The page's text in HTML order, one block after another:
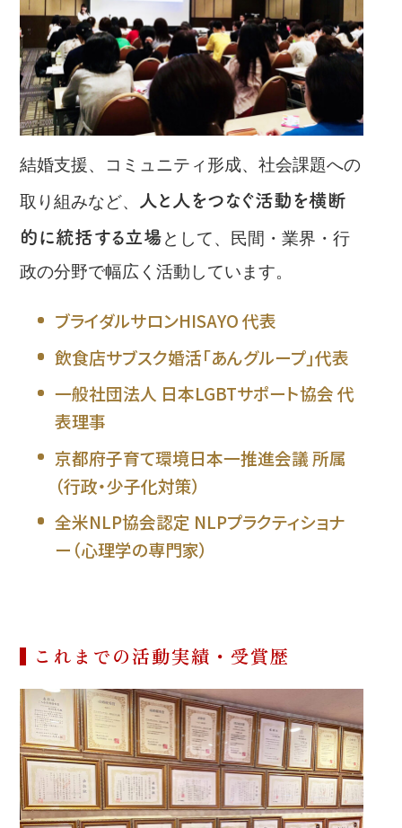
結婚支援、コミュニティ形成、社会課題への
取り組みなど、 人と人をつなぐ活動を横断
的に統括する立場 として、民間・業界・行
政の分野で幅広く活動しています。
ブライダルサロンHISAYO 代表
飲食店サブスク婚活「あんグループ」代表
一般社団法人 日本LGBTサポート協会 代
表理事
京都府子育て環境日本一推進会議 所属
（行政・少子化対策）
全米NLP協会認定 NLPプラクティショナ
ー（心理学の専門家）
これまでの活動実績・受賞歴